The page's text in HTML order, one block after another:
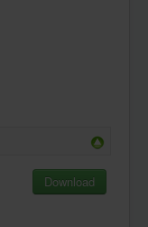
Download